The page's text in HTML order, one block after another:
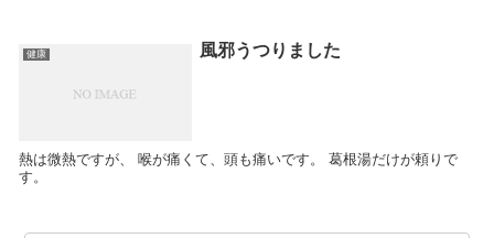
健康 風邪うつりました
熱は微熱ですが、 喉が痛くて、頭も痛いです。 葛根湯だけが頼りで
す。